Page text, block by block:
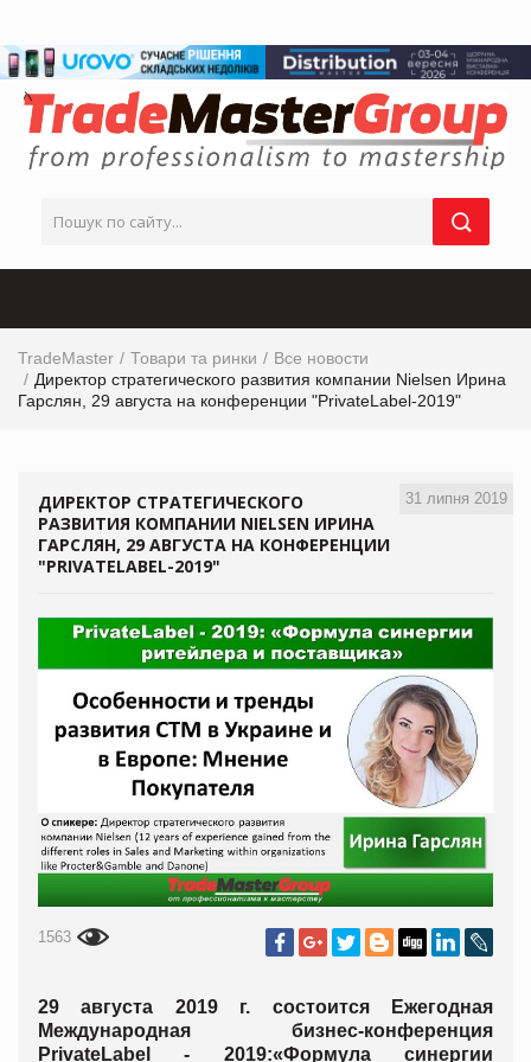
TradeMaster Товари та ринки
Все новости
Директор стратегического развития компании Nielsen Ирина
Гарслян, 29 августа на конференции "PrivateLabel-2019"
31 липня 2019
ДИРЕКТОР СТРАТЕГИЧЕСКОГО
РАЗВИТИЯ КОМПАНИИ NIELSEN ИРИНА
ГАРСЛЯН, 29 АВГУСТА НА КОНФЕРЕНЦИИ
"PRIVATELABEL-2019"
1563
29 августа 2019 г. состоится Ежегодная
Международная бизнес-конференция
PrivateLabel - 2019:«Формула синергии